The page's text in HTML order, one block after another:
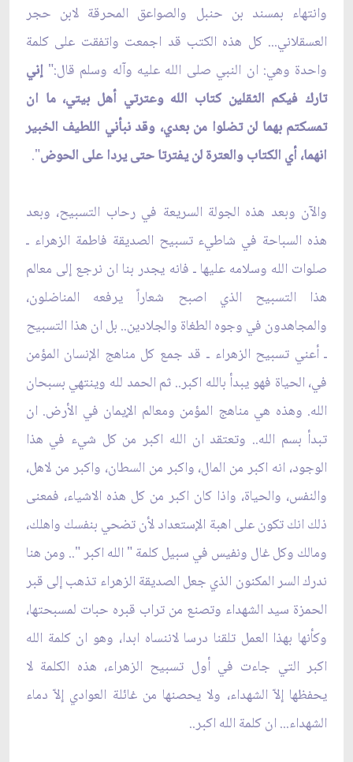
وانتهاء بمسند بن حنبل والصواعق المحرقة لابن حجر
العسقلاني... كل هذه الكتب قد اجمعت واتفقت على كلمة
واحدة وهي: ان النبي صلى الله عليه وآله وسلم قال:"إني
تارك فيكم الثقلين كتاب الله وعترتي أهل بيتي، ما ان
تمسكتم بهما لن تضلوا من بعدي، وقد نبأني اللطيف الخبير
انهما، أي الكتاب والعترة لن يفترتا حتى يردا على الحوض".
والآن وبعد هذه الجولة السريعة في رحاب التسبيح، وبعد
هذه السباحة في شاطيء تسبيح الصديقة فاطمة الزهراء ـ
صلوات الله وسلامه عليها ـ فانه يجدر بنا ان نرجع إلى معالم
هذا التسبيح الذي اصبح شعاراً يرفعه المناضلون،
والمجاهدون في وجوه الطغاة والجلادين.. بل ان هذا التسبيح
ـ أعني تسبيح الزهراء ـ قد جمع كل مناهج الإنسان المؤمن
في، الحياة فهو يبدأ بالله اكبر.. ثم الحمد لله وينتهي بسبحان
الله. وهذه هي مناهج المؤمن ومعالم الإيمان في الأرض. ان
تبدأ بسم الله.. وتعتقد ان الله اكبر من كل شيء في هذا
الوجود، انه اكبر من المال، واكبر من السطان، واكبر من لاهل،
والنفس، والحياة، واذا كان اكبر من كل هذه الاشياء، فمعنى
ذلك انك تكون على اهبة الإستعداد لأن تضحي بنفسك واهلك،
ومالك وكل غال ونفيس في سبيل كلمة " الله اكبر ".. ومن هنا
ندرك السر المكنون الذي جعل الصديقة الزهراء تذهب إلى قبر
الحمزة سيد الشهداء وتصنع من تراب قبره حبات لمسبحتها،
وكأنها بهذا العمل تلقنا درسا لاننساه ابدا، وهو ان كلمة الله
اكبر التي جاءت في أول تسبيح الزهراء، هذه الكلمة لا
يحفظها إلاّ الشهداء، ولا يحصنها من غائلة العوادي إلاّ دماء
الشهداء... ان كلمة الله اكبر..